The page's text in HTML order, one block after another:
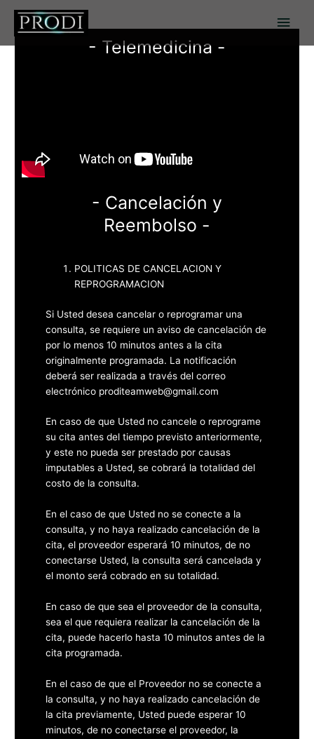
contenido
- Telemedicina -
- Cancelación y
Reembolso -
POLITICAS DE CANCELACION Y
REPROGRAMACION
Si Usted desea cancelar o reprogramar una
consulta, se requiere un aviso de cancelación de
por lo menos 10 minutos antes a la cita
originalmente programada. La notificación
deberá ser realizada a través del correo
electrónico proditeamweb@gmail.com
En caso de que Usted no cancele o reprograme
su cita antes del tiempo previsto anteriormente,
y este no pueda ser prestado por causas
imputables a Usted, se cobrará la totalidad del
costo de la consulta.
En el caso de que Usted no se conecte a la
consulta, y no haya realizado cancelación de la
cita, el proveedor esperará 10 minutos, de no
conectarse Usted, la consulta será cancelada y
el monto será cobrado en su totalidad.
En caso de que sea el proveedor de la consulta,
sea el que requiera realizar la cancelación de la
cita, puede hacerlo hasta 10 minutos antes de la
cita programada.
En el caso de que el Proveedor no se conecte a
la consulta, y no haya realizado cancelación de
la cita previamente, Usted puede esperar 10
minutos, de no conectarse el proveedor, la